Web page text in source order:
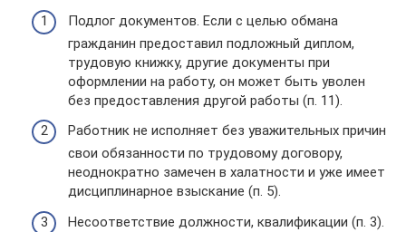
Подлог документов. Если с целью обмана
гражданин предоставил подложный диплом,
трудовую книжку, другие документы при
оформлении на работу, он может быть уволен
без предоставления другой работы (п. 11).
Работник не исполняет без уважительных причин
свои обязанности по трудовому договору,
неоднократно замечен в халатности и уже имеет
дисциплинарное взыскание (п. 5).
Несоответствие должности, квалификации (п. 3).